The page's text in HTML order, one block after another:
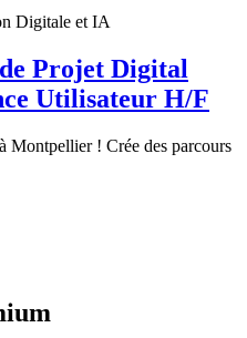
Digitale et IA
Projet Digital
Utilisateur H/F
Montpellier ! Crée des parcours